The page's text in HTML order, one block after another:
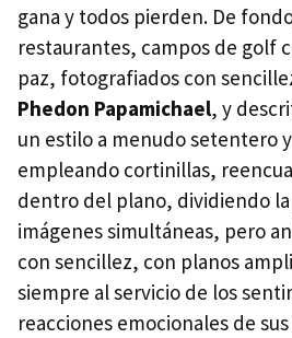
gana y todos pierden. De
restaurantes, campos de golf
paz, fotografiados con
Phedon Papamichael, y
un estilo a menudo setentero
empleando cortinillas,
dentro del plano, dividiendo
imágenes simultáneas, pero
con sencillez, con planos
siempre al servicio de los
reacciones emocionales de